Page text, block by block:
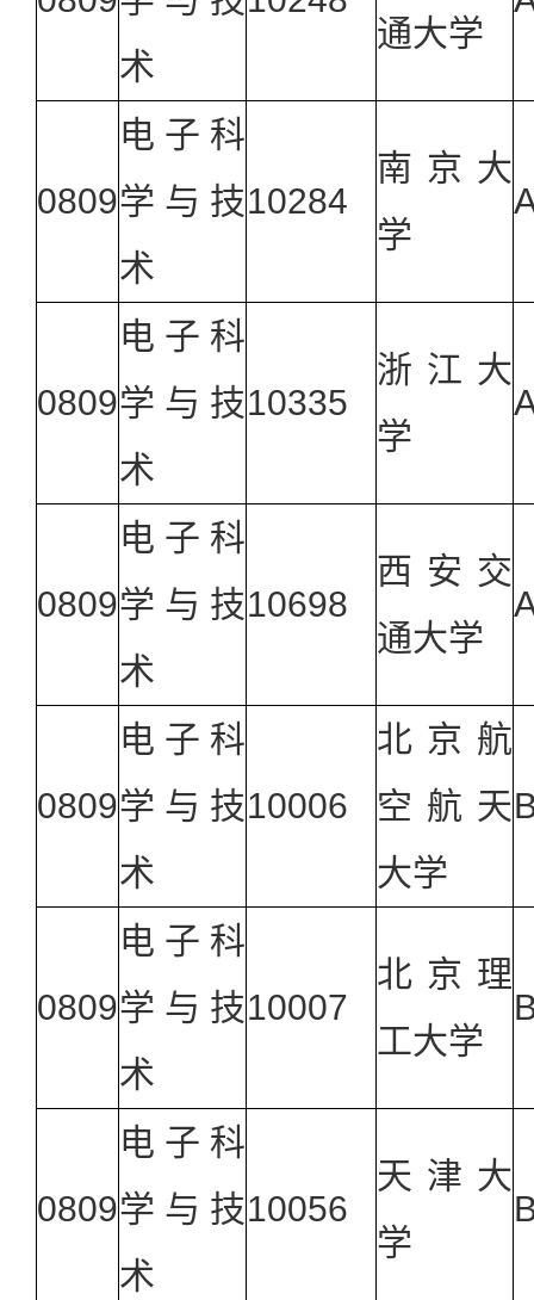
术
通大学
0809
电子科
学与技
术
10284
南京大
学
0809
电子科
学与技
术
10335
浙江大
学
0809
电子科
学与技
术
10698
西安交
通大学
0809
电子科
学与技
术
10006
北京航
空航天
大学
0809
电子科
学与技
术
10007
北京理
工大学
0809
电子科
学与技
术
10056
天津大
学